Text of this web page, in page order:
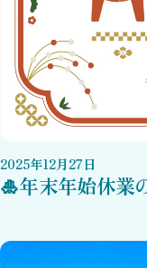
2025年12月27日
🎍年末年始休業